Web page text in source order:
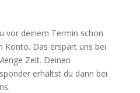
vor deinem Termin schon
Konto. Das erspart uns bei
Zeit. Deinen
erhältst du dann bei